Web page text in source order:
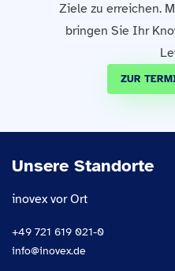
Ziele zu erreichen.
bringen Sie Ihr
ZUR
Unsere Standorte
inovex vor Ort
+49 721 619 021-0
info@inovex.de